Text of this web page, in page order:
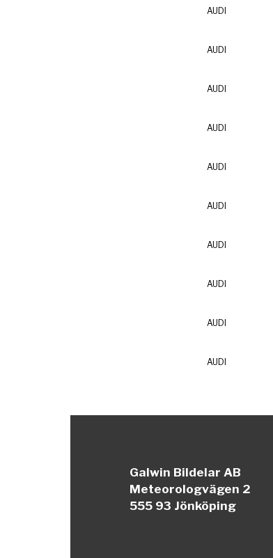
AUDI
AUDI
AUDI
AUDI
AUDI
AUDI
AUDI
AUDI
AUDI
AUDI
Galwin Bildelar AB
Meteorologvägen 2
555 93 Jönköping